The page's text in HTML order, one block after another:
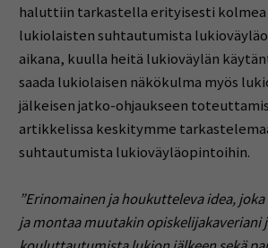
haluttiin tarkastella erityisesti kolmea
lukiolaisten suhtautumista
aikana, kuulla heitä lukioväylän
saada lukiolaisen näkökulma myös
jälkeisen jatko-ohjaukseen
artikkelissa keskitymme
suhtautumista lukioväyläopintoihin.
”Erinomainen ja houkutteleva idea,
ja montaa muutakin opiskelijakaveriani